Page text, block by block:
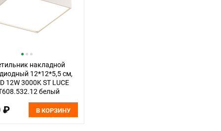
накладной
12*12*5,5 см,
12W 3000K ST LUCE
белый
₽ В КОРЗИНУ